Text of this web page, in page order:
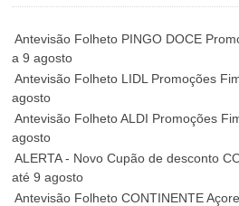
Antevisão Folheto PINGO DOCE
a 9 agosto
Antevisão Folheto LIDL Promoções
agosto
Antevisão Folheto ALDI Promoções
agosto
ALERTA - Novo Cupão de desconto
até 9 agosto
Antevisão Folheto CONTINENTE